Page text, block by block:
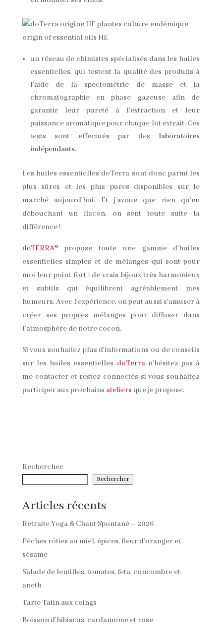
un réseau de chimistes spécialisés dans les huiles
essentielles, qui testent la qualité des produits à
l’aide de la spectométrie de masse et la
chromatographie en phase gazeuse afin de
garantir leur pureté à l’extraction et leur
puissance aromatique pour chaque lot extrait. Ces
tests sont effectués par des laboratoires
indépendants.
Les huiles essentielles doTerra sont donc parmi les
plus sûres et les plus pures disponibles sur le
marché aujourd’hui. Et j’avoue que rien qu’en
débouchant un flacon, on sent toute suite la
différence !
dōTERRA®propose toute une gamme d’huiles
essentielles simples et de mélanges qui sont pour
moi leur point fort : de vrais bijoux très harmonieux
et subtils qui équilibrent agréablement mes
humeurs. Avec l’expérience, on peut aussi s’amuser à
créer ses propres mélanges pour diffuser dans
l’atmosphère de notre cocon.
Si vous souhaitez plus d’informations ou de conseils
sur les huiles essentielles doTerran’hésitez pas à
me contacter et restez connectés si vous souhaitez
participer aux prochains ateliers que je propose.
Rechercher
Rechercher
Articles récents
Retraite Yoga & Chant Spontané – 2026
Pêches rôties au miel, épices, fleur d’oranger et
sésame
Salade de lentilles, tomates, feta, concombre et
aneth
Tarte Tatin aux coings
Boisson d’hibiscus, cardamome et rose